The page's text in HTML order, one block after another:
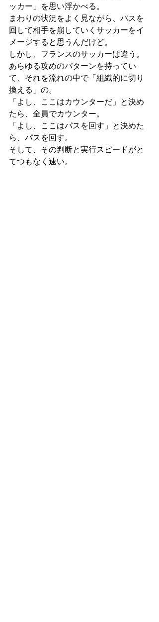
ッカー」を思い浮かべる。
まわりの状況をよく見ながら、パスを
回して相手を崩していくサッカーをイ
メージすると思うんだけど。
しかし、フランスのサッカーは違う。
あらゆる攻めのパターンを持ってい
て、それを流れの中で「組織的に切り
換える」の。
「よし、ここはカウンターだ」と決め
たら、全員でカウンター。
「よし、ここはパスを回す」と決めた
ら、パスを回す。
そして、その判断と実行スピードがと
てつもなく速い。